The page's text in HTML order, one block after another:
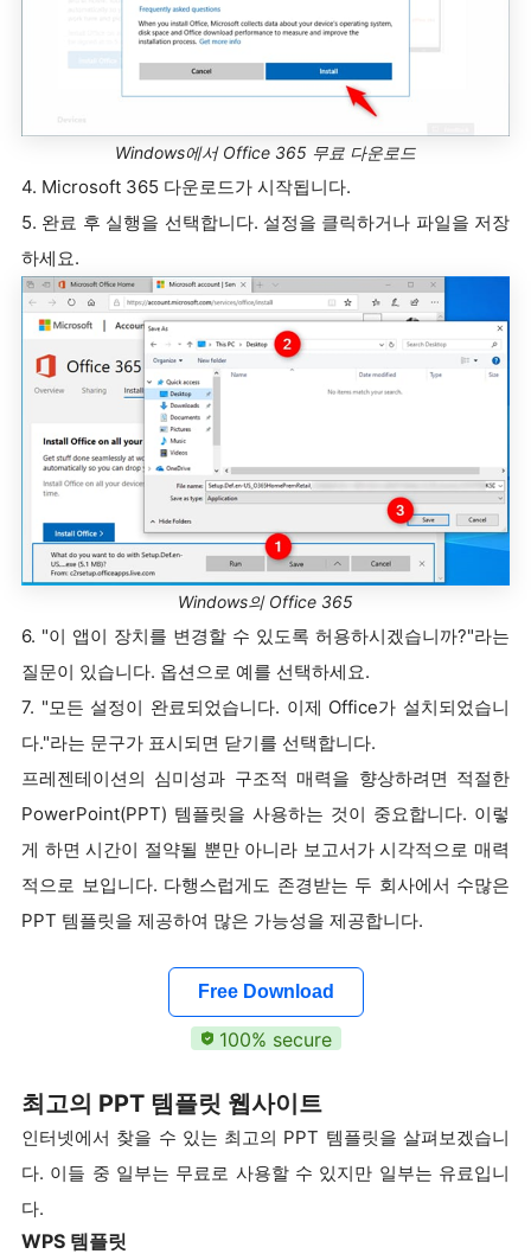
Windows에서 Office 365 무료 다운로드
4. Microsoft 365 다운로드가 시작됩니다.
5. 완료 후 실행을 선택합니다. 설정을 클릭하거나 파일을 저장
하세요.
Windows의 Office 365
6. "이 앱이 장치를 변경할 수 있도록 허용하시겠습니까?"라는
질문이 있습니다. 옵션으로 예를 선택하세요.
7. "모든 설정이 완료되었습니다. 이제 Office가 설치되었습니
다."라는 문구가 표시되면 닫기를 선택합니다.
프레젠테이션의 심미성과 구조적 매력을 향상하려면 적절한
PowerPoint(PPT) 템플릿을 사용하는 것이 중요합니다. 이렇
게 하면 시간이 절약될 뿐만 아니라 보고서가 시각적으로 매력
적으로 보입니다. 다행스럽게도 존경받는 두 회사에서 수많은
PPT 템플릿을 제공하여 많은 가능성을 제공합니다.
Free Download
100% secure
최고의 PPT 템플릿 웹사이트
인터넷에서 찾을 수 있는 최고의 PPT 템플릿을 살펴보겠습니
다. 이들 중 일부는 무료로 사용할 수 있지만 일부는 유료입니
다.
WPS 템플릿